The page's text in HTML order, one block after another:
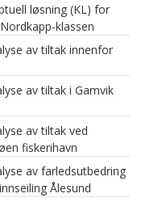
løsning (KL) for
klassen
av tiltak innenfor
av tiltak i Gamvik
av tiltak ved
fiskerihavn
av farledsutbedring
Ålesund